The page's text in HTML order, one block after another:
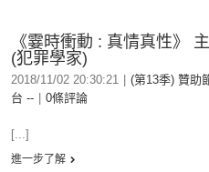
《霎時衝動 : 真情真性》
(犯罪學家)
2018/11/02 20:30:21 (第13季) 贊助
台 --
0條評論
[...]
進一步了解